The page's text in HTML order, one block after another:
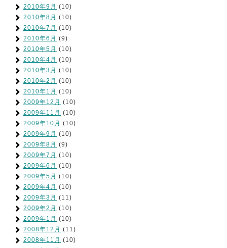
2010年9月 (10)
2010年8月 (10)
2010年7月 (10)
2010年6月 (9)
2010年5月 (10)
2010年4月 (10)
2010年3月 (10)
2010年2月 (10)
2010年1月 (10)
2009年12月 (10)
2009年11月 (10)
2009年10月 (10)
2009年9月 (10)
2009年8月 (9)
2009年7月 (10)
2009年6月 (10)
2009年5月 (10)
2009年4月 (10)
2009年3月 (11)
2009年2月 (10)
2009年1月 (10)
2008年12月 (11)
2008年11月 (10)